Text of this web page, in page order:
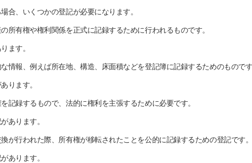
合、いくつかの登記が必要になります。
所有権や権利関係を正式に記録するために行われるものです。
ます。
情報、例えば所在地、構造、床面積などを登記簿に記録するためのもので
ります。
記録するもので、法的に権利を主張するために必要です。
あります。
が行われた際、所有権が移転されたことを公的に記録するための登記です
あります。